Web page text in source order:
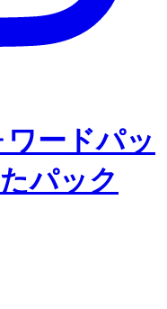
ードパッ
パック